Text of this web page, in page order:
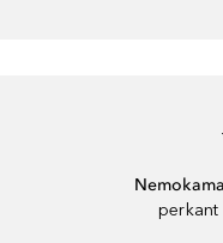
perkant